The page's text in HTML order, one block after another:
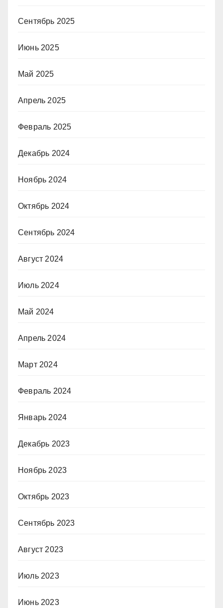
Сентябрь 2025
Июнь 2025
Май 2025
Апрель 2025
Февраль 2025
Декабрь 2024
Ноябрь 2024
Октябрь 2024
Сентябрь 2024
Август 2024
Июль 2024
Май 2024
Апрель 2024
Март 2024
Февраль 2024
Январь 2024
Декабрь 2023
Ноябрь 2023
Октябрь 2023
Сентябрь 2023
Август 2023
Июль 2023
Июнь 2023